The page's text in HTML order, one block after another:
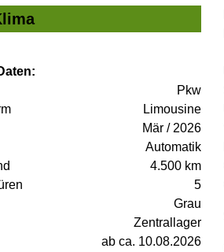
Pkw
Limousine
Mär / 2026
Automatik
4.500 km
5
Grau
Zentrallager
ab ca. 10.08.2026